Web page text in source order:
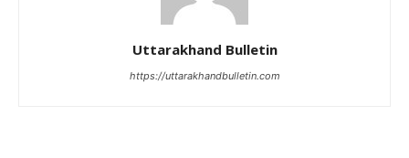
Uttarakhand Bulletin
https://uttarakhandbulletin.com